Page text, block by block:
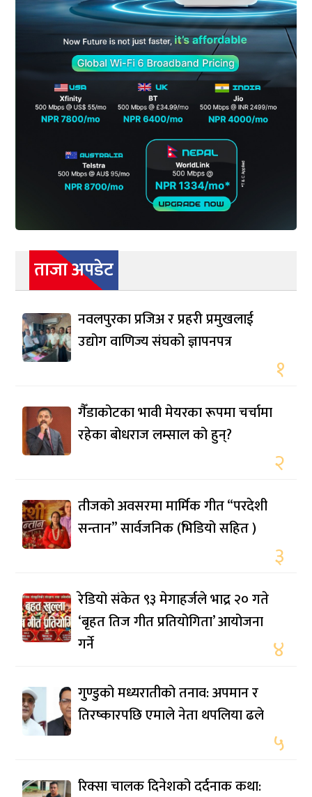
ताजा अपडेट
नवलपुरका प्रजिअ र प्रहरी प्रमुखलाई
उद्योग वाणिज्य संघको ज्ञापनपत्र
१
गैँडाकोटका भावी मेयरका रूपमा चर्चामा
रहेका बोधराज लम्साल को हुन्?
२
तीजको अवसरमा मार्मिक गीत “परदेशी
सन्तान” सार्वजनिक (भिडियो सहित )
३
रेडियो संकेत ९३ मेगाहर्जले भाद्र २० गते
‘बृहत तिज गीत प्रतियोगिता’ आयोजना
गर्ने
४
गुण्डुको मध्यरातीको तनाव: अपमान र
तिरष्कारपछि एमाले नेता थपलिया ढले
५
रिक्सा चालक दिनेशको दर्दनाक कथा: